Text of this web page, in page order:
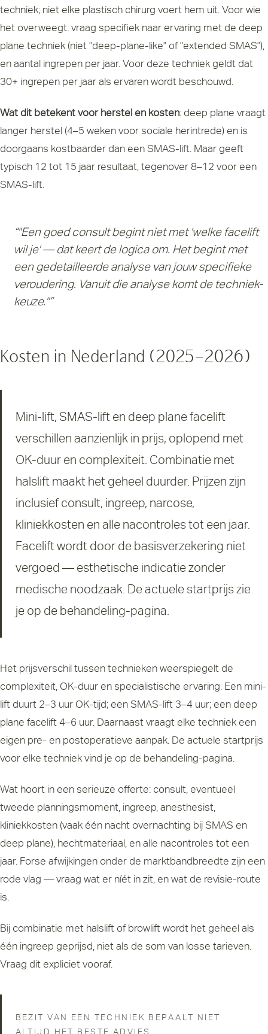
techniek; niet elke plastisch chirurg voert hem uit. Voor wie
het overweegt: vraag specifiek naar ervaring met de deep
plane techniek (niet "deep-plane-like" of "extended SMAS"),
en aantal ingrepen per jaar. Voor deze techniek geldt dat
30+ ingrepen per jaar als ervaren wordt beschouwd.
Wat dit betekent voor herstel en kosten: deep plane vraagt
langer herstel (4–5 weken voor sociale herintrede) en is
doorgaans kostbaarder dan een SMAS-lift. Maar geeft
typisch 12 tot 15 jaar resultaat, tegenover 8–12 voor een
SMAS-lift.
“"Een goed consult begint niet met 'welke facelift
wil je' — dat keert de logica om. Het begint met
een gedetailleerde analyse van jouw specifieke
veroudering. Vanuit die analyse komt de techniek-
keuze."”
Kosten in Nederland (2025–2026)
Mini-lift, SMAS-lift en deep plane facelift
verschillen aanzienlijk in prijs, oplopend met
OK-duur en complexiteit. Combinatie met
halslift maakt het geheel duurder. Prijzen zijn
inclusief consult, ingreep, narcose,
kliniekkosten en alle nacontroles tot een jaar.
Facelift wordt door de basisverzekering niet
vergoed — esthetische indicatie zonder
medische noodzaak. De actuele startprijs zie
je op de behandeling-pagina.
Het prijsverschil tussen technieken weerspiegelt de
complexiteit, OK-duur en specialistische ervaring. Een mini-
lift duurt 2–3 uur OK-tijd; een SMAS-lift 3–4 uur; een deep
plane facelift 4–6 uur. Daarnaast vraagt elke techniek een
eigen pre- en postoperatieve aanpak. De actuele startprijs
voor elke techniek vind je op de behandeling-pagina
Wat hoort in een serieuze offerte: consult, eventueel
tweede planningsmoment, ingreep, anesthesist,
kliniekkosten (vaak één nacht overnachting bij SMAS en
deep plane), hechtmateriaal, en alle nacontroles tot een
jaar. Forse afwijkingen onder de marktbandbreedte zijn een
rode vlag — vraag wat er níét in zit, en wat de revisie-route
is.
Bij combinatie met halslift of browlift wordt het geheel als
één ingreep geprijsd, niet als de som van losse tarieven.
Vraag dit expliciet vooraf.
BEZIT VAN EEN TECHNIEK BEPAALT NIET
ALTIJD HET BESTE ADVIES